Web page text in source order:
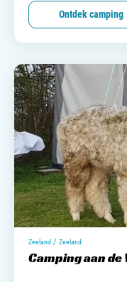
Ontdek camping
Zeeland / Zeeland
Camping aan